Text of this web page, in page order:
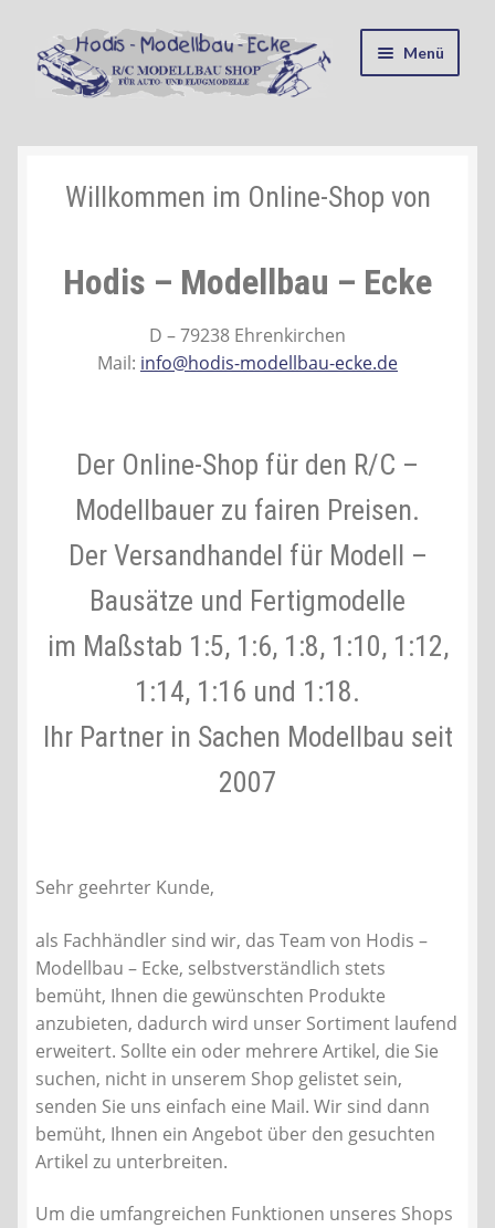
Zur
Navigation
springen
Zum
Inhalt
springen
Menü
Kasse
Ablauf einer Bestellung
Liefer- und Versandkosten
Zahlungsarten
Lieferzeit & Verfügbarkeit
Batterien- und Akku Verordnung
Öle- und Schmierstoff Verordnung
Vereine & Foren
Kontakt
AGB
Widerrufsbelehrung
Willkommen im Online-Shop von
Hodis – Modellbau – Ecke
D – 79238 Ehrenkirchen
Mail: info@hodis-modellbau-ecke.de
Der Online-Shop für den R/C –
Modellbauer zu fairen Preisen.
Der Versandhandel für Modell –
Bausätze und Fertigmodelle
im Maßstab 1:5, 1:6, 1:8, 1:10, 1:12,
1:14, 1:16 und 1:18.
Ihr Partner in Sachen Modellbau seit
2007
Sehr geehrter Kunde,
als Fachhändler sind wir, das Team von Hodis –
Modellbau – Ecke, selbstverständlich stets
bemüht, Ihnen die gewünschten Produkte
anzubieten, dadurch wird unser Sortiment laufend
erweitert. Sollte ein oder mehrere Artikel, die Sie
suchen, nicht in unserem Shop gelistet sein,
senden Sie uns einfach eine Mail. Wir sind dann
bemüht, Ihnen ein Angebot über den gesuchten
Artikel zu unterbreiten.
Um die umfangreichen Funktionen unseres Shops